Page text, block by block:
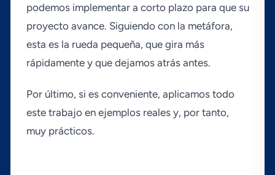
podemos implementar a corto plazo para que su
proyecto avance. Siguiendo con la metáfora,
esta es la rueda pequeña, que gira más
rápidamente y que dejamos atrás antes.
Por último, si es conveniente, aplicamos todo
este trabajo en ejemplos reales y, por tanto,
muy prácticos.